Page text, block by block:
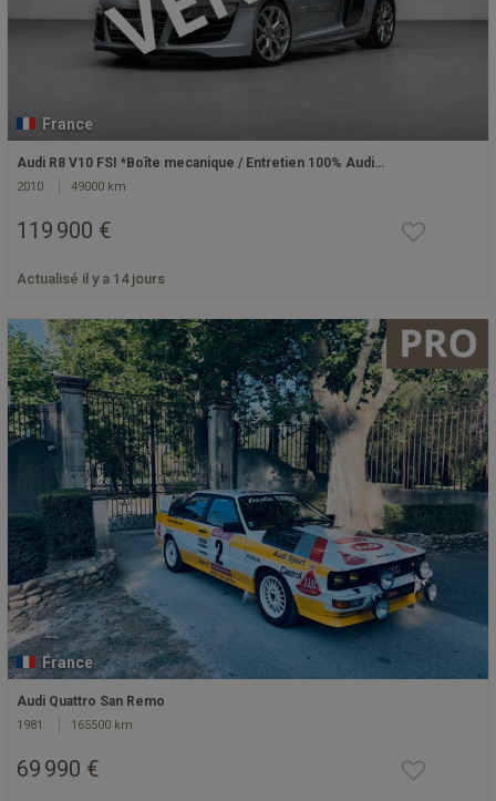
France
Audi R8 V10 FSI *Boîte mecanique / Entretien 100% Audi…
2010 49000 km
119 900 €
Actualisé il y a 14 jours
France
Audi Quattro San Remo
1981 165500 km
69 990 €